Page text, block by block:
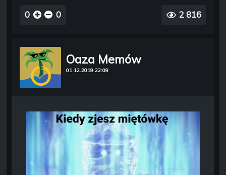
0 0 2 816
Oaza Memów
01.12.2019 22:09